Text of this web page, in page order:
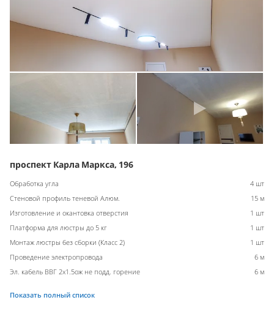
проспект Карла Маркса, 196
Обработка угла
4 шт
Стеновой профиль теневой Алюм.
15 м
Изготовление и окантовка отверстия
1 шт
Платформа для люстры до 5 кг
1 шт
Монтаж люстры без сборки (Класс 2)
1 шт
Проведение электропровода
6 м
Эл. кабель ВВГ 2х1.5ож не подд. горение
6 м
Показать полный список